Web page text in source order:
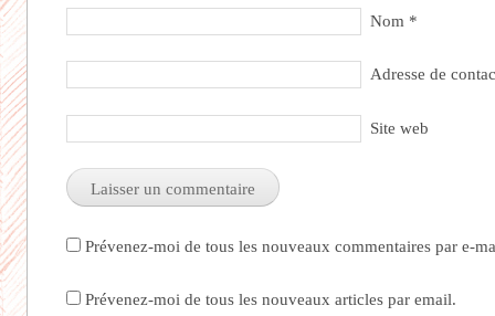
Nom *
Adresse de
Site web
Prévenez-moi de tous les nouveaux commentaires par e-
Prévenez-moi de tous les nouveaux articles par email.